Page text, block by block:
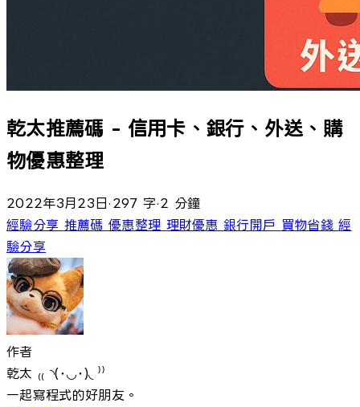
乾太推薦碼 - 信用卡、銀行、外送、購
物優惠整理
2022年3月23日·297 字·2 分鐘
經驗分享推薦碼優惠整理理財優惠銀行開戶買物省錢經
驗分享
作者
乾太 ₍₍ ◝(･◡･)◟ ⁾⁾
一起寫程式的好朋友。